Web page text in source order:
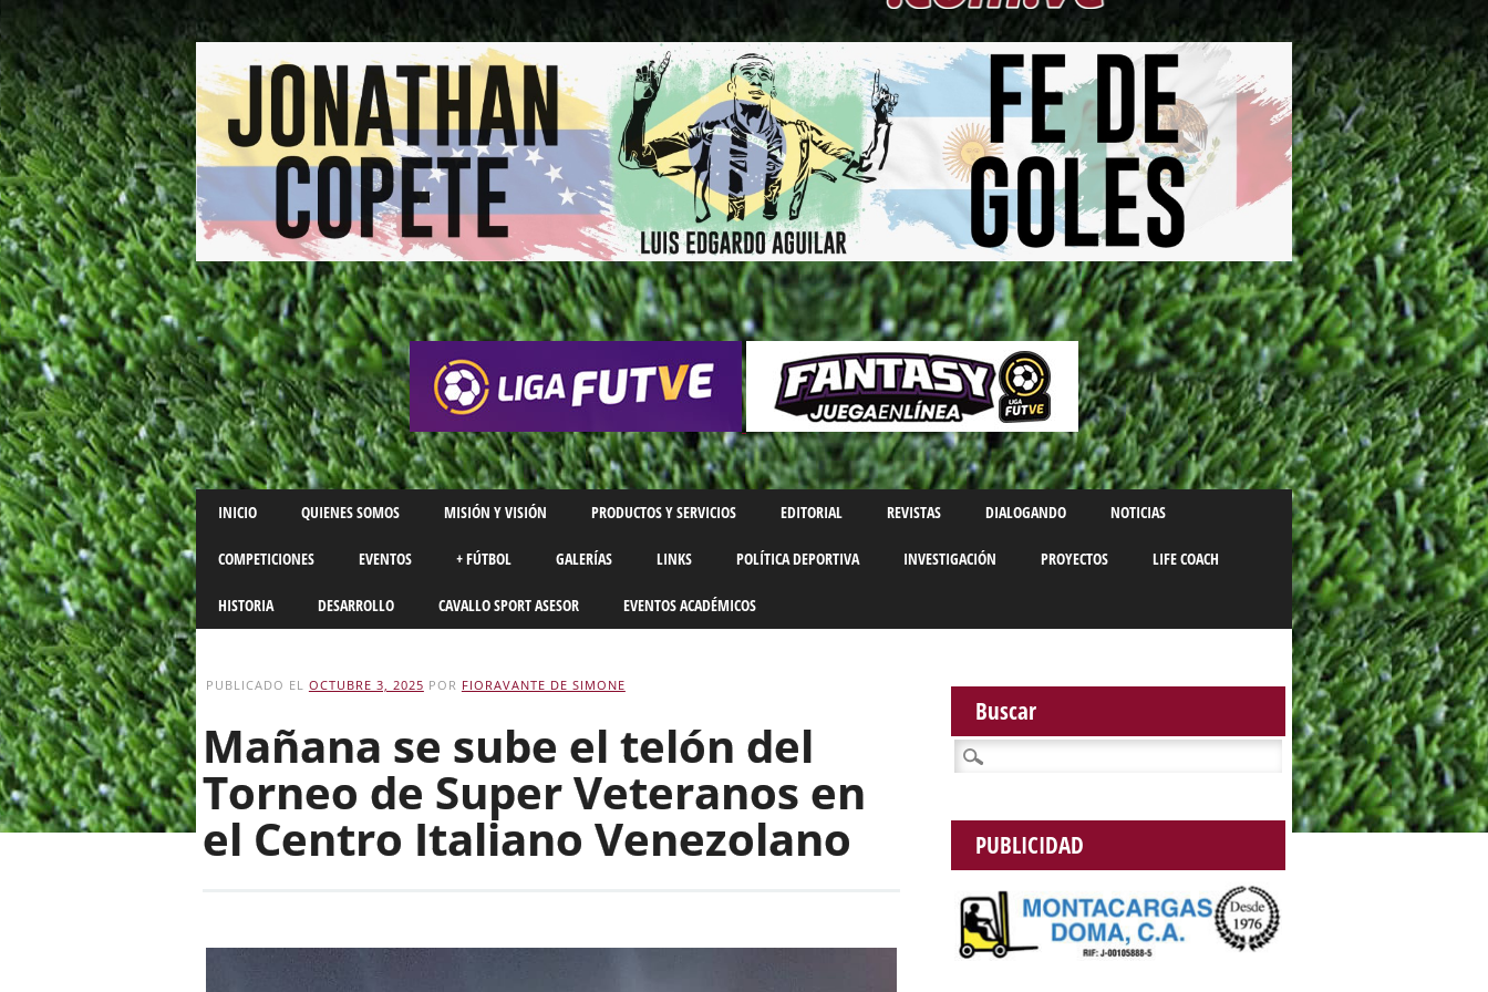
Main menu
Skip
to
content
INICIO QUIENES SOMOS MISIÓN Y VISIÓN PRODUCTOS Y SERVICIOS EDITORIAL REVISTAS DIALOGANDO NOTICIAS
COMPETICIONES EVENTOS + FÚTBOL GALERÍAS LINKS POLÍTICA DEPORTIVA INVESTIGACIÓN PROYECTOS LIFE COACH
HISTORIA DESARROLLO CAVALLO SPORT ASESOR EVENTOS ACADÉMICOS
PUBLICADO EL OCTUBRE 3, 2025 POR FIORAVANTE DE SIMONE
Mañana se sube el telón del
Torneo de Super Veteranos en
el Centro Italiano Venezolano
Buscar
Buscar:
PUBLICIDAD